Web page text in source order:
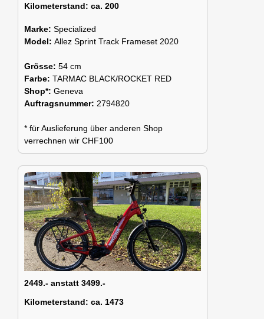
Kilometerstand: ca. 200
Marke: Specialized
Model: Allez Sprint Track Frameset 2020
Grösse: 54 cm
Farbe: TARMAC BLACK/ROCKET RED
Shop*: Geneva
Auftragsnummer: 2794820
* für Auslieferung über anderen Shop
verrechnen wir CHF100
2449.- anstatt 3499.-
Kilometerstand: ca. 1473